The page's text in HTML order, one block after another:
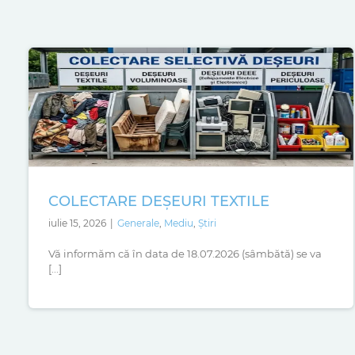
COLECTARE DEȘEURI TEXTILE
iulie 15, 2026 Generale, Mediu,Știri
Vă informăm că în data de 18.07.2026 (sâmbătă) se va
[...]